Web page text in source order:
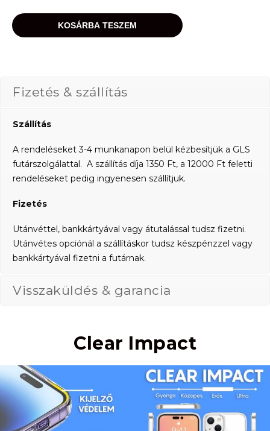
KOSÁRBA TESZEM
Fizetés & szállítás
Szállítás
A rendeléseket 3-4 munkanapon belül kézbesítjük a GLS
futárszolgálattal. A szállítás díja 1350 Ft, a 12000 Ft feletti
rendeléseket pedig ingyenesen szállítjuk.
Fizetés
Utánvéttel, bankkártyával vagy átutalással tudsz fizetni.
Utánvétes opciónál a szállításkor tudsz készpénzzel vagy
bankkártyával fizetni a futárnak.
Visszaküldés & garancia
Clear Impact